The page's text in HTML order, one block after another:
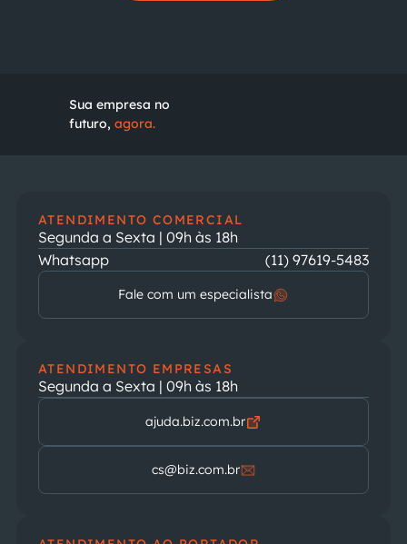
Sua empresa no
futuro, agora.
ATENDIMENTO COMERCIAL
Segunda a Sexta | 09h às 18h
Whatsapp
(11) 97619-5483
Fale com um especialista
ATENDIMENTO EMPRESAS
Segunda a Sexta | 09h às 18h
ajuda.biz.com.br
cs@biz.com.br